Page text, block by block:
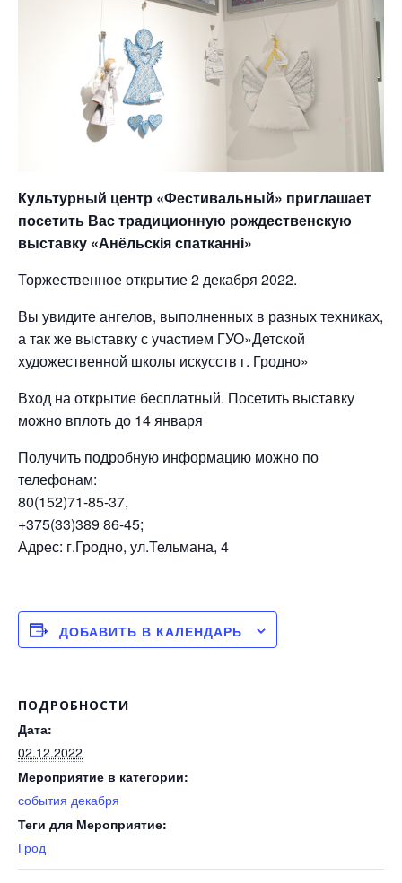
Культурный центр «Фестивальный» приглашает
посетить Вас традиционную рождественскую
выставку «Анёльскiя спатканнi»
Торжественное открытие 2 декабря 2022.
Вы увидите ангелов, выполненных в разных техниках,
а так же выставку с участием ГУО»Детской
художественной школы искусств г. Гродно»
Вход на открытие бесплатный. Посетить выставку
можно вплоть до 14 января
Получить подробную информацию можно по
телефонам:
80(152)71-85-37,
+375(33)389 86-45;
Адрес: г.Гродно, ул.Тельмана, 4
ДОБАВИТЬ В КАЛЕНДАРЬ
ПОДРОБНОСТИ
Дата:
02.12.2022
Мероприятие в категории:
события декабря
Теги для Мероприятие:
Грод